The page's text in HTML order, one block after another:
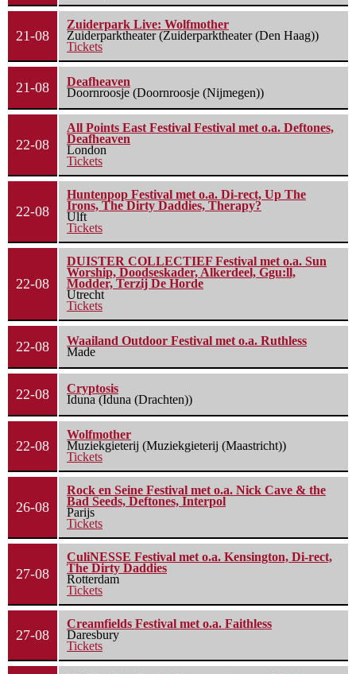
21-08
Zuiderpark Live: Wolfmother
Zuiderparktheater (Zuiderparktheater (Den Haag))
Tickets
21-08
Deafheaven
Doornroosje (Doornroosje (Nijmegen))
22-08
All Points East Festival Festival met o.a. Deftones,
Deafheaven
London
Tickets
22-08
Huntenpop Festival met o.a. Di-rect, Up The
Irons, The Dirty Daddies, Therapy?
Ulft
Tickets
22-08
DUISTER COLLECTIEF Festival met o.a. Sun
Worship, Doodseskader, Alkerdeel, Ggu:ll,
Modder, Terzij De Horde
Utrecht
Tickets
22-08
Waailand Outdoor Festival met o.a. Ruthless
Made
22-08
Cryptosis
Iduna (Iduna (Drachten))
22-08
Wolfmother
Muziekgieterij (Muziekgieterij (Maastricht))
Tickets
26-08
Rock en Seine Festival met o.a. Nick Cave & the
Bad Seeds, Deftones, Interpol
Parijs
Tickets
27-08
CuliNESSE Festival met o.a. Kensington, Di-rect,
The Dirty Daddies
Rotterdam
Tickets
27-08
Creamfields Festival met o.a. Faithless
Daresbury
Tickets